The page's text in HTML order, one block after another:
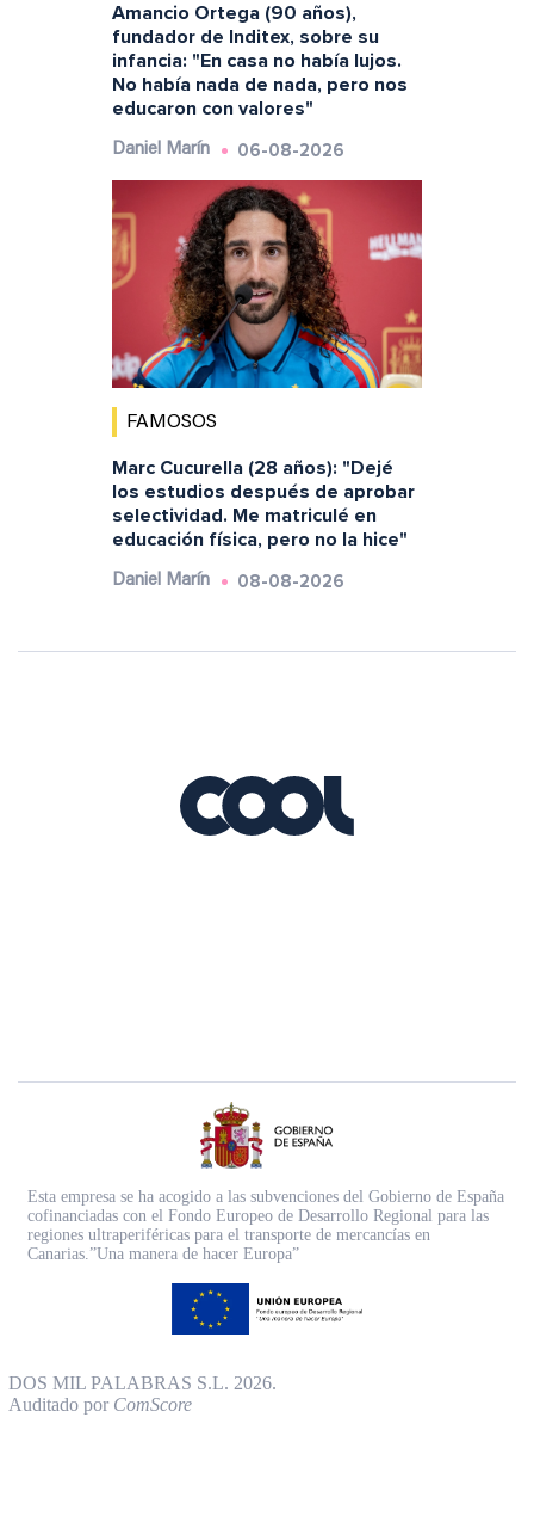
Amancio Ortega (90 años),
fundador de Inditex, sobre su
infancia: "En casa no había lujos.
No había nada de nada, pero nos
educaron con valores"
Daniel Marín 06-08-2026
FAMOSOS
Marc Cucurella (28 años): "Dejé
los estudios después de aprobar
selectividad. Me matriculé en
educación física, pero no la hice"
Daniel Marín 08-08-2026
Esta empresa se ha acogido a las subvenciones del Gobierno de España
cofinanciadas con el Fondo Europeo de Desarrollo Regional para las
regiones ultraperiféricas para el transporte de mercancías en
Canarias.”Una manera de hacer Europa”
DOS MIL PALABRAS S.L. 2026.
Auditado por ComScore